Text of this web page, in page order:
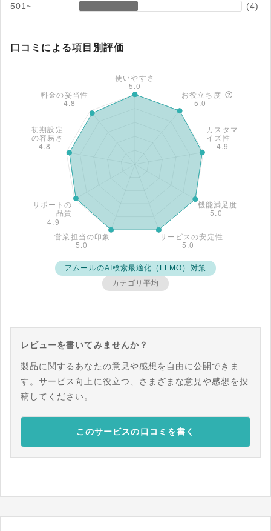
501~ (4)
口コミによる項目別評価
アムールのAI検索最適化（LLMO）対策
カテゴリ平均
レビューを書いてみませんか？
製品に関するあなたの意見や感想を自由に公開できま
す。サービス向上に役立つ、さまざまな意見や感想を投
稿してください。
このサービスの口コミを書く